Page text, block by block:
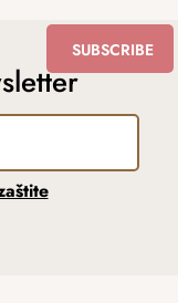
SUBSCRIBE